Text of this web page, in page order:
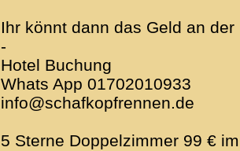
Ihr könnt dann das Geld an
-
Hotel Buchung
Whats App 01702010933
info@schafkopfrennen.de
5 Sterne Doppelzimmer 99 €